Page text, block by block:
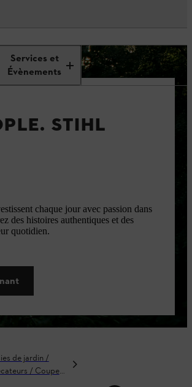
Services et
Évènements
STIHL
chaque jour avec passion dans
des histoires authentiques et des
quotidien.
de jardin /
/ Coupe-